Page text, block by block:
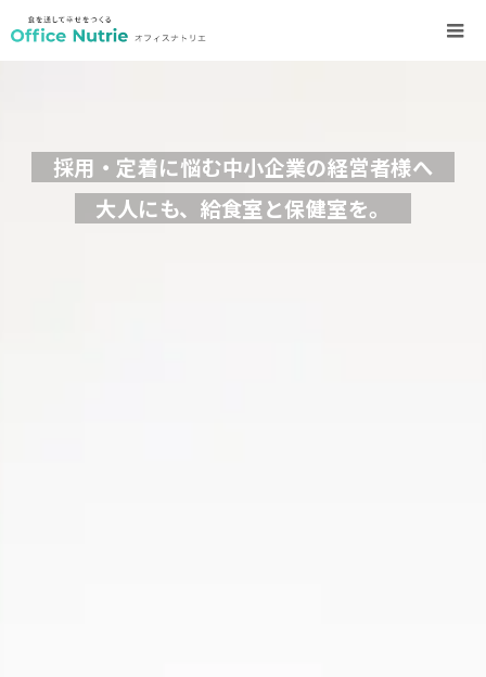
採用・定着に悩む中小企業の経営者様へ
大人にも、給食室と保健室を。